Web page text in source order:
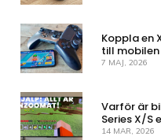
Koppla en
till mobilen
7 MAJ, 2026
Varför är
Series X/S
14 MAR, 2026